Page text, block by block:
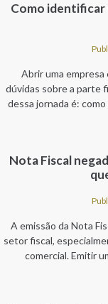
Como identificar
Abrir uma
dúvidas sobre a parte
dessa jornada é:
Nota Fiscal
A emissão da Nota
setor fiscal,
comercial. Emitir